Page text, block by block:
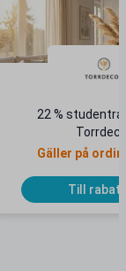
22 %
Gäller på
Till